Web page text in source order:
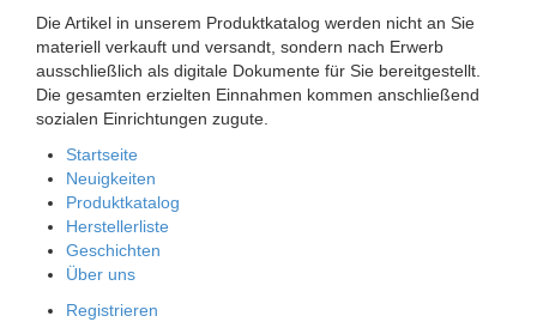
Die Artikel in unserem Produktkatalog werden nicht an Sie
materiell verkauft und versandt, sondern nach Erwerb
ausschließlich als digitale Dokumente für Sie bereitgestellt.
Die gesamten erzielten Einnahmen kommen anschließend
sozialen Einrichtungen zugute.
Startseite
Neuigkeiten
Produktkatalog
Herstellerliste
Geschichten
Über uns
Registrieren